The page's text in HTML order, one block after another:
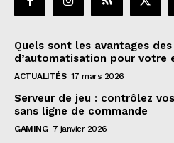
Quels sont les avantages
d’automatisation pour votre
ACTUALITÉS 17 mars 2026
Serveur de jeu : contrôlez
sans ligne de commande
GAMING 7 janvier 2026